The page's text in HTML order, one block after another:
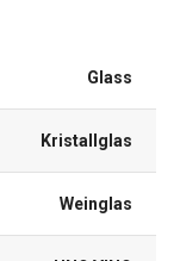
Glass
Kristallglas
Weinglas